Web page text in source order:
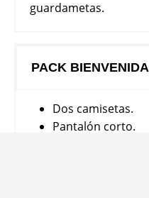
guardametas.
PACK BIENVENIDA
Dos camisetas.
Pantalón corto.